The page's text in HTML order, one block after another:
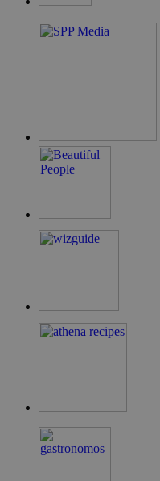
G_ENABLED_IDPS
LangCookie